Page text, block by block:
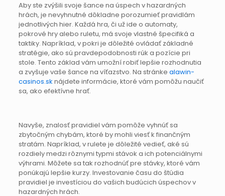
Aby ste zvýšili svoje šance na úspech v hazardných
hrách, je nevyhnutné dôkladne porozumieť pravidlám
jednotlivých hier. Každá hra, či už ide o automaty,
pokrové hry alebo ruletu, má svoje vlastné špecifiká a
taktiky. Napríklad, v pokri je dôležité ovládať základné
stratégie, ako sú pravdepodobnosti rúk a pozície pri
stole. Tento základ vám umožní robiť lepšie rozhodnutia
a zvyšuje vaše šance na víťazstvo. Na stránke alawin-
casinos.sk nájdete informácie, ktoré vám pomôžu naučiť
sa, ako efektívne hrať.
Navyše, znalosť pravidiel vám pomôže vyhnúť sa
zbytočným chybám, ktoré by mohli viesť k finančným
stratám. Napríklad, v rulete je dôležité vedieť, aké sú
rozdiely medzi rôznymi typmi stávok a ich potenciálnymi
výhrami. Môžete sa tak rozhodnúť pre stávky, ktoré vám
ponúkajú lepšie kurzy. Investovanie času do štúdia
pravidiel je investíciou do vašich budúcich úspechov v
hazardných hrách.